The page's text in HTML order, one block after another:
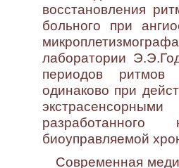
восстановления
больного при
лаборатории
периодов ритмов
одинаково при
биоуправляемой
Современная